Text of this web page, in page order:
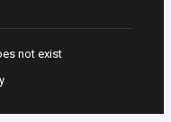
not exist